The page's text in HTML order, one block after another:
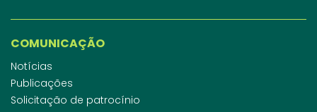
COMUNICAÇÃO
Notícias
Publicações
Solicitação de patrocínio